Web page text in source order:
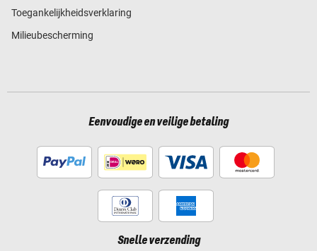
Toegankelijkheidsverklaring
Milieubescherming
Eenvoudige en veilige betaling
Snelle verzending